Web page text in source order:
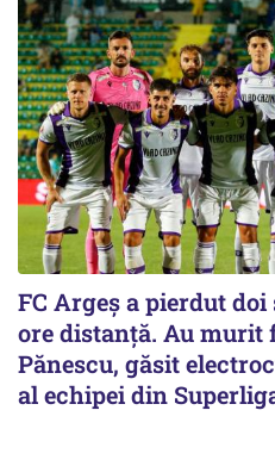
FC Argeș a pierdut
ore distanță. Au murit
Pănescu, găsit
al echipei din